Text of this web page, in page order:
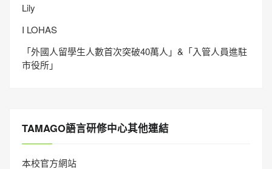
Lily
I LOHAS
「外國人留學生人數首次突破40萬人」&「入管人員進駐
市役所」
TAMAGO語言研修中心其他連結
本校官方網站